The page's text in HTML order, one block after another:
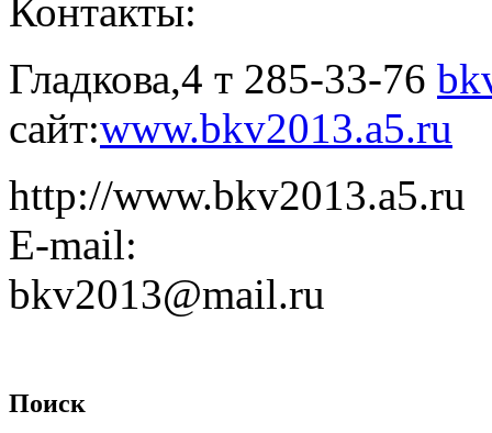
Контакты:
Гладкова,4 т 285-33-76
сайт:www.bkv2013.a5.ru
http://www.bkv2013.a5.ru
E-mail:
bkv2013@mail.ru
Поиск